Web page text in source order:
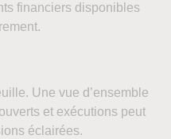
financiers disponibles
Une vue d’ensemble
et exécutions peut
éclairées.